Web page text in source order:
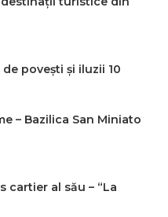
povești și iluzii 10
– Bazilica San Miniato
cartier al său – “La